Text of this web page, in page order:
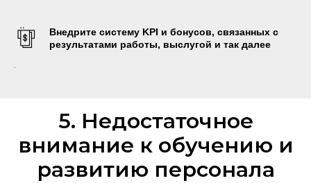
Внедрите систему KPI и бонусов, связанных с
результатами работы, выслугой и так далее
.
5. Недостаточное
внимание к обучению и
развитию персонала